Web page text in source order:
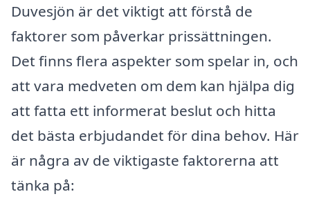
Duvesjön är det viktigt att förstå de
faktorer som påverkar prissättningen.
Det finns flera aspekter som spelar in, och
att vara medveten om dem kan hjälpa dig
att fatta ett informerat beslut och hitta
det bästa erbjudandet för dina behov. Här
är några av de viktigaste faktorerna att
tänka på: